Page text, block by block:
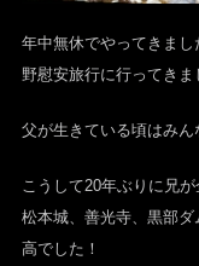
年中無休でやってきま
野慰安旅行に行ってきま
父が生きている頃はみん
こうして20年ぶりに兄
松本城、善光寺、黒部
高でした！